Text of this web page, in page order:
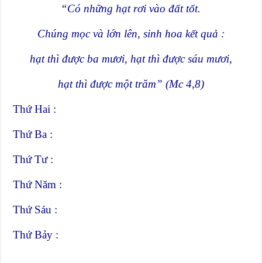
“Có những hạt rơi vào đất tốt.
Chúng mọc và lớn lên, sinh hoa kết quả :
hạt thì được ba mươi, hạt thì được sáu mươi,
hạt thì được một trăm” (Mc 4,8)
Thứ Hai :
Thứ Ba :
Thứ Tư :
Thứ Năm :
Thứ Sáu :
Thứ Bảy :